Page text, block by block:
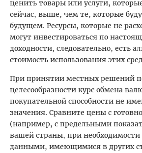
ценить товары или услуги,
сейчас, выше, чем те, которые
будущем. Ресурсы, которые не
могут инвестироваться по
доходности, следовательно, есть
стоимость использования этих
При принятии местных решений
целесообразности курс обмена
покупательной способности не
значения. Сравните цены с
(например, с предельными
вашей страны, при необходимости
данными, имеющимися в других